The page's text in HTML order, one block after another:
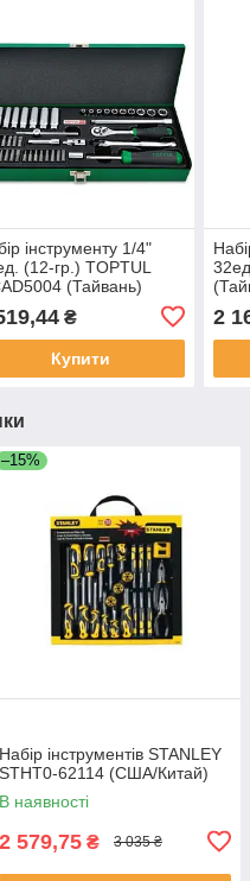
інструменту 1/4"
(12-гр.) TOPTUL
(Тайвань)
₴
Купити
2
–15%
Набір інструментів STANLEY
STHT0-62114 (США/Китай)
В наявності
2 579,75 ₴ 3 035 ₴